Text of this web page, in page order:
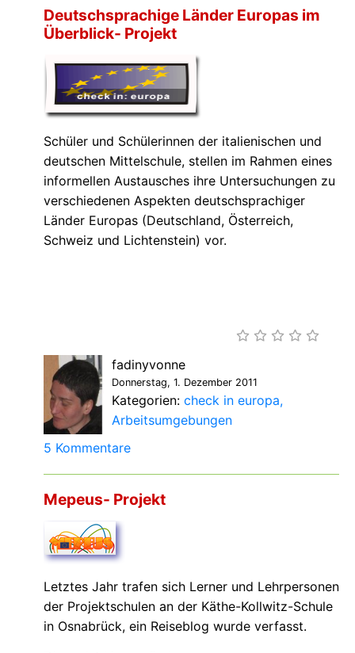
Deutschsprachige Länder Europas im
Überblick- Projekt
Schüler und Schülerinnen der italienischen und
deutschen Mittelschule, stellen im Rahmen eines
informellen Austausches ihre Untersuchungen zu
verschiedenen Aspekten deutschsprachiger
Länder Europas (Deutschland, Österreich,
Schweiz und Lichtenstein) vor.
fadinyvonne
Donnerstag, 1. Dezember 2011
Kategorien: check in europa
Arbeitsumgebungen
5 Kommentare
Mepeus- Projekt
Letztes Jahr trafen sich Lerner und Lehrpersonen
der Projektschulen an der Käthe-Kollwitz-Schule
in Osnabrück, ein Reiseblog wurde verfasst.